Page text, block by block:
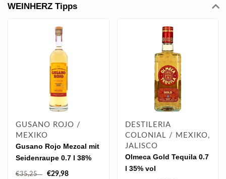
WEINHERZ Tipps
GUSANO ROJO /
MEXIKO
Gusano Rojo Mezcal mit
Seidenraupe 0.7 l 38%
vol
€35,25 €29,98
DESTILERIA
COLONIAL / MEXIKO,
JALISCO
Olmeca Gold Tequila 0.7
l 35% vol